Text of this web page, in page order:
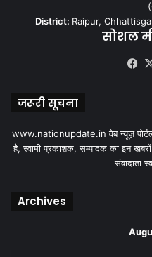
District: Raipur,
सोशल
जरूरी सूचना
www.nationupdate.in वेब न्यूज़
है, स्वामी प्रकाशक, सम्पादक का इन
संवादाता
Archives